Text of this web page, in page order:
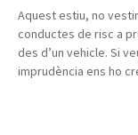
Aquest estiu, no
conductes de risc a
des d’un vehicle. Si
imprudència ens ho